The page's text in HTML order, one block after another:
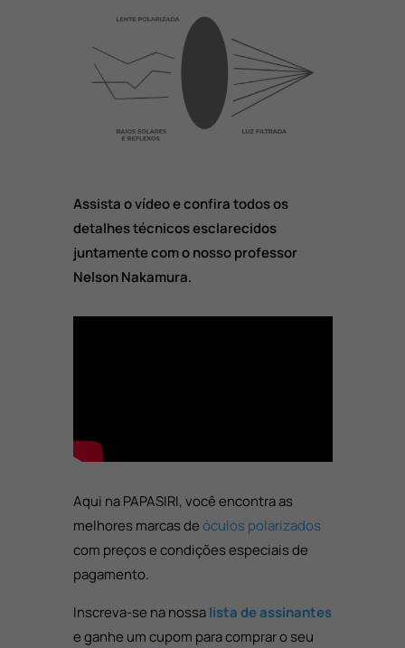
Assista o vídeo e confira todos os
detalhes técnicos esclarecidos
juntamente com o nosso professor
Nelson Nakamura.
Aqui na PAPASIRI, você encontra as
melhores marcas deóculos polarizados
com preços e condições especiais de
pagamento.
Inscreva-se na nossalista de assinantes
e ganhe um cupom para comprar o seu